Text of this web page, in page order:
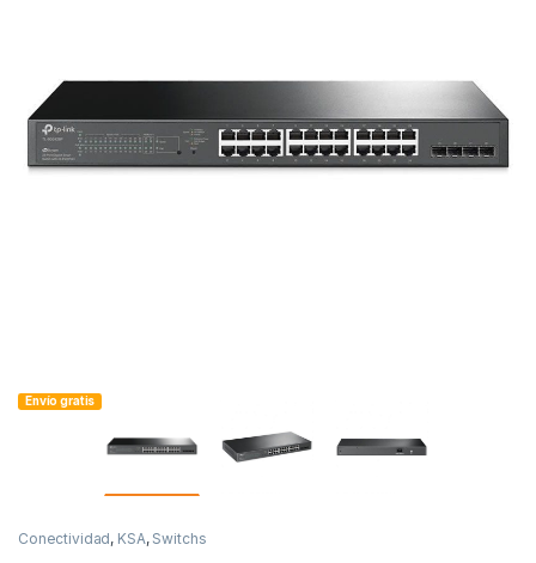
Envío gratis
Conectividad, KSA, Switchs